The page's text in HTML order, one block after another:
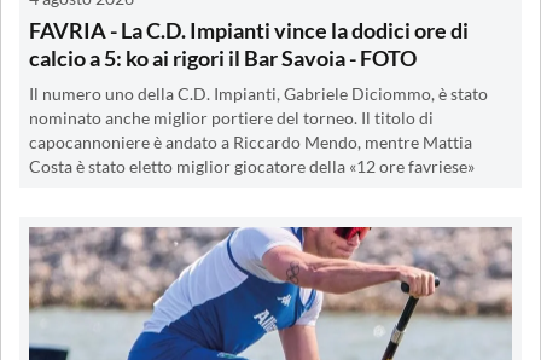
FAVRIA - La C.D. Impianti vince la dodici ore di
calcio a 5: ko ai rigori il Bar Savoia - FOTO
Il numero uno della C.D. Impianti, Gabriele Diciommo, è stato
nominato anche miglior portiere del torneo. Il titolo di
capocannoniere è andato a Riccardo Mendo, mentre Mattia
Costa è stato eletto miglior giocatore della «12 ore favriese»